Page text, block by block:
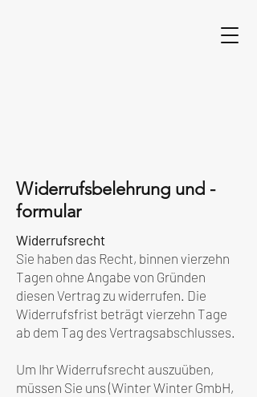
Widerrufsbelehrung und -
formular
Widerrufsrecht
Sie haben das Recht, binnen vierzehn
Tagen ohne Angabe von Gründen
diesen Vertrag zu widerrufen. Die
Widerrufsfrist beträgt vierzehn Tage
ab dem Tag des Vertragsabschlusses.
Um Ihr Widerrufsrecht auszuüben,
müssen Sie uns (Winter Winter GmbH,